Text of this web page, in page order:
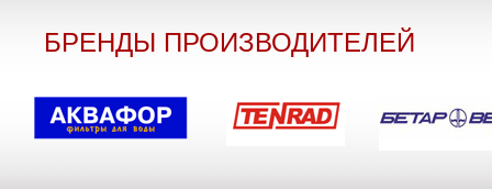
БРЕНДЫ ПРОИЗВОДИТЕЛЕЙ